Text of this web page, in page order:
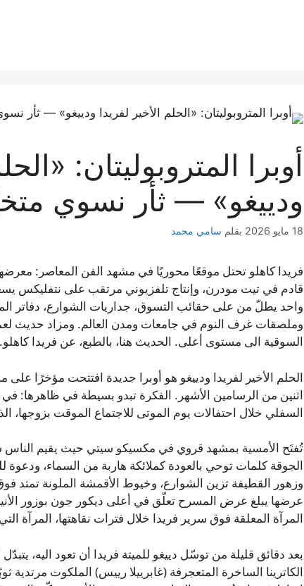
أوبرا المتروبوليتان:
ودييغو» — ثأر نسوي
18 مايو 2026 بقلم سامي محمد
فريدا كاهلو تحتل موقعًا محوريًا في مشهد الفن المعاصر:
قادم في تيت مودرن، وإنتاج تلفزيوني مرتقب على نتفليكس
واحد يطلّ من على حقائب التسوق، جداريات الشوارع، دفاتر
السوقية الى مستوى أعلى. الحديث هنا، بالطبع، عن فريدا كاهلو.
الحلم الأخير لفريدا ودييغو هو أوبرا جديدة افتتحت مؤخرًا على
السفلي خلال احتفالات يوم الموتى للاجتماع الموقت بزوجها،
تُفتَح الأمسية بمشهد قروي في مكسيكو سيتي حيث يقيم الناس
الجوقة كلمات توحي بالعودة كملائكة هاربة من السماء،
وزهور القطيفة تزين الشوارع، وخيوط الأقمشة الملونة تمتد
عرضها يبلغ عرض المسرح تعلّق في أعلى ديكور جون بوزور
المرآة المعلقة فوق سرير فريدا خلال فترات نقاهتها، المرآة
بعد دقائق قليلة من توسّل دييغو للميتة فريدا أن تعود اليه،
الكاترينا الساخرة المتعجرفة (غابرييلا رييس) الملكوت مرتدية